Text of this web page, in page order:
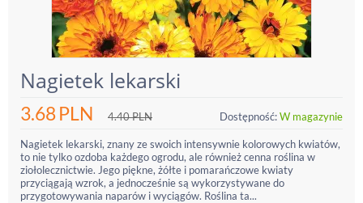
Nagietek lekarski
3.68PLN 4.40PLN Dostępność:W magazynie
Nagietek lekarski, znany ze swoich intensywnie kolorowych kwiatów,
to nie tylko ozdoba każdego ogrodu, ale również cenna roślina w
ziołolecznictwie. Jego piękne, żółte i pomarańczowe kwiaty
przyciągają wzrok, a jednocześnie są wykorzystywane do
przygotowywania naparów i wyciągów. Roślina ta...